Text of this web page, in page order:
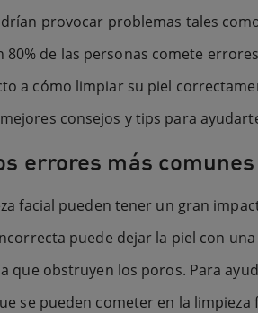
provocar problemas tales
de las personas comete
a cómo limpiar su piel
consejos y tips para
errores más
facial pueden tener un gran
puede dejar la piel con
que obstruyen los poros. Para
se pueden cometer en la limpieza